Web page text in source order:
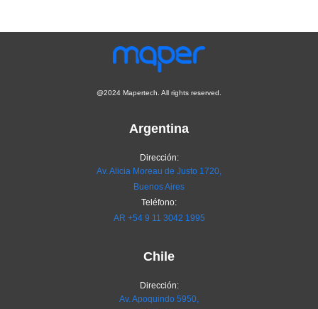
@2024 Mapertech. All rights reserved.
Argentina
Dirección:
Av. Alicia Moreau de Justo 1720,
Buenos Aires
Teléfono:
AR +54 9 11 3042 1995
Chile
Dirección:
Av. Apoquindo 5950,